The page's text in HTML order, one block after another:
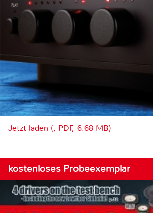
Jetzt laden (, PDF, 6.68 MB)
kostenloses Probeexemplar